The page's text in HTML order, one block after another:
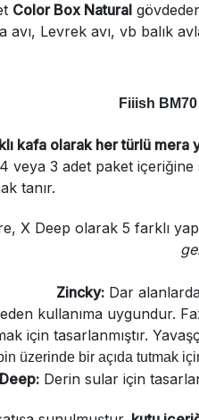
Color Box Natural
Levrek avı, vb balık
Fiiish
kafa olarak her türlü mera
3 adet paket
tanır.
X Deep olarak 5 farklı
Zincky:Dar alanlarda
kullanıma uygundur.
için tasarlanmıştır.
üzerinde bir açıda tutmak
Derin sular için